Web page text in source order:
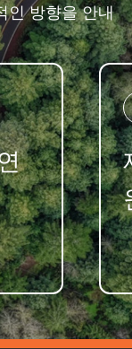
인 방향을 안내